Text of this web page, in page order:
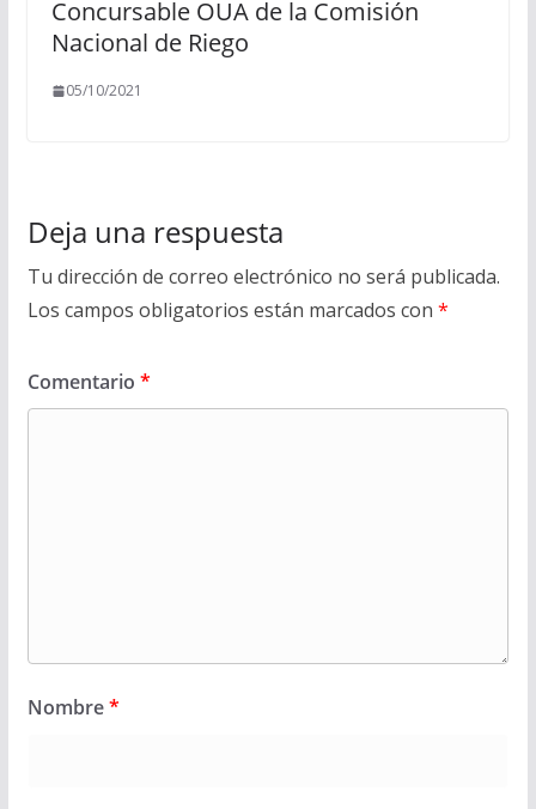
Concursable OUA de la Comisión
Nacional de Riego
05/10/2021
Deja una respuesta
Tu dirección de correo electrónico no será publicada.
Los campos obligatorios están marcados con *
Comentario *
Nombre*